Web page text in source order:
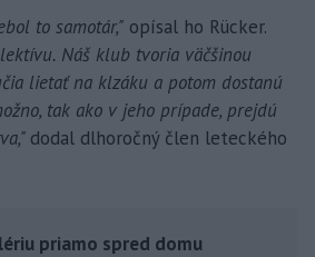
to samotár," opísal ho Rücker.
Náš klub tvoria väčšinou
lietať na klzáku a potom dostanú
tak ako v jeho prípade, prejdú
dodal dlhoročný člen leteckého
priamo spred domu